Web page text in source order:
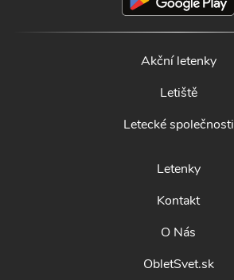
Akční letenky
Letiště
Letecké společnosti
Letenky
Kontakt
O Nás
ObletSvet.sk